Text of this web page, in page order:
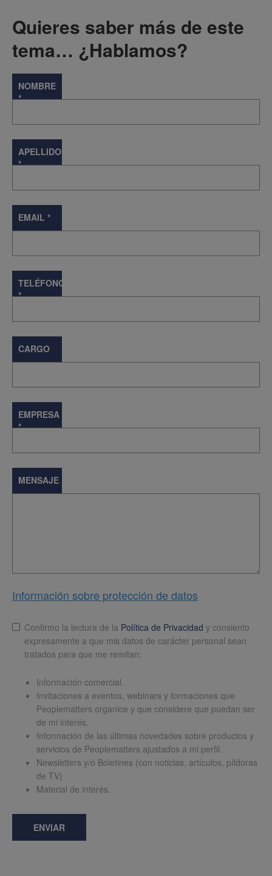
Quieres saber más de este
tema… ¿Hablamos?
NOMBRE
*
APELLIDOS
*
EMAIL *
TELÉFONO
*
CARGO
EMPRESA
*
MENSAJE
Información sobre protección de datos
LopdConfirmo la lectura de la Política de Privacidad y consiento
expresamente a que mis datos de carácter personal sean
tratados para que me remitan:
Información comercial.
Invitaciones a eventos, webinars y formaciones que
Peoplematters organice y que considere que puedan ser
de mi interés.
Información de las últimas novedades sobre productos y
servicios de Peoplematters ajustados a mi perfil.
Newsletters y/o Boletines (con noticias, artículos, píldoras
de TV)
Material de interés.
ENVIAR